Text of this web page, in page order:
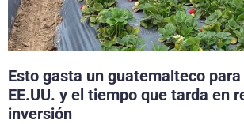
Esto gasta un guatemalteco
EE.UU. y el tiempo que tarda en
inversión